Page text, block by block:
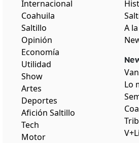
Internacional
Coahuila
Saltillo
Opinión
Economía
Utilidad
Show
Artes
Deportes
Afición Saltillo
Tech
Motor
A
Lo